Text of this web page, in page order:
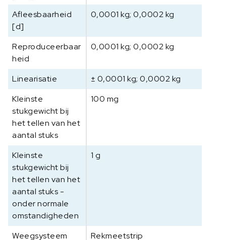
I
F
S
K
-
a
a
n
t
a
l
Afleesbaarheid
[d]
0,0001 kg; 0,0002 kg
Reproduceerbaar
heid
0,0001 kg; 0,0002 kg
Linearisatie
± 0,0001 kg; 0,0002 kg
Kleinste
stukgewicht bij
het tellen van het
aantal stuks
100 mg
Kleinste
stukgewicht bij
het tellen van het
aantal stuks -
onder normale
omstandigheden
1 g
Weegsysteem
Rekmeetstrip